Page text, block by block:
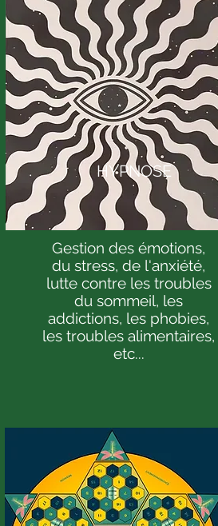
HYPNOSE
Gestion des émotions,
du stress, de l'anxiété,
lutte contre les troubles
du sommeil, les
addictions, les phobies,
les troubles alimentaires,
etc...